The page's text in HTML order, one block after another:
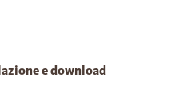
e download